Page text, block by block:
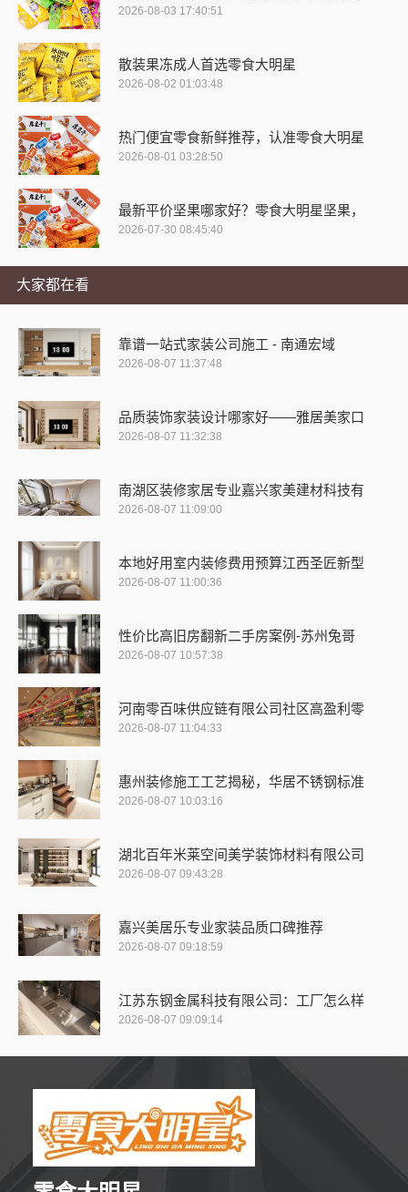
2026-08-03 17:40:51
散装果冻成人首选零食大明星
2026-08-02 01:03:48
热门便宜零食新鲜推荐，认准零食大明星
2026-08-01 03:28:50
最新平价坚果哪家好？零食大明星坚果，
2026-07-30 08:45:40
大家都在看
靠谱一站式家装公司施工 - 南通宏域
2026-08-07 11:37:48
品质装饰家装设计哪家好——雅居美家口
2026-08-07 11:32:38
南湖区装修家居专业嘉兴家美建材科技有
2026-08-07 11:09:00
本地好用室内装修费用预算江西圣匠新型
2026-08-07 11:00:36
性价比高旧房翻新二手房案例-苏州兔哥
2026-08-07 10:57:38
河南零百味供应链有限公司社区高盈利零
2026-08-07 11:04:33
惠州装修施工工艺揭秘，华居不锈钢标准
2026-08-07 10:03:16
湖北百年米莱空间美学装饰材料有限公司
2026-08-07 09:43:28
嘉兴美居乐专业家装品质口碑推荐
2026-08-07 09:18:59
江苏东钢金属科技有限公司：工厂怎么样
2026-08-07 09:09:14